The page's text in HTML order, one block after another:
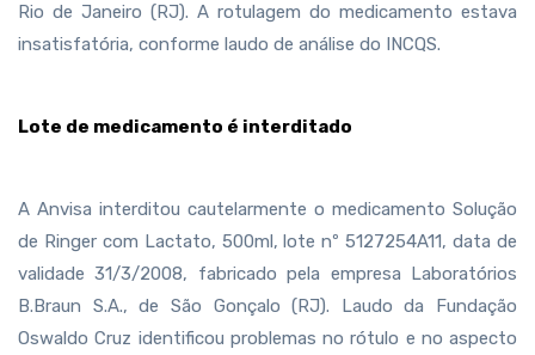
Rio de Janeiro (RJ). A rotulagem do medicamento estava
insatisfatória, conforme laudo de análise do INCQS.
Lote de medicamento é interditado
A Anvisa interditou cautelarmente o medicamento Solução
de Ringer com Lactato, 500ml, lote nº 5127254A11, data de
validade 31/3/2008, fabricado pela empresa Laboratórios
B.Braun S.A., de São Gonçalo (RJ). Laudo da Fundação
Oswaldo Cruz identificou problemas no rótulo e no aspecto